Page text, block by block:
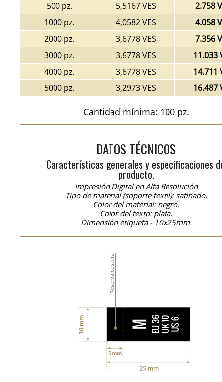
500 pz.
5,5167 VES
2.758
1000 pz.
4,0582 VES
4.058
2000 pz.
3,6778 VES
7.356
3000 pz.
3,6778 VES
11.033
4000 pz.
3,6778 VES
14.711
5000 pz.
3,2973 VES 16.487
Cantidad mínima: 100 pz.
DATOS TÉCNICOS
Características generales y especificaciones
producto.
Impresión Digital en Alta Resolución
Tipo de material (soporte textil): satinado.
Color del material: negro.
Color del texto: plata.
Dimensión etiqueta - 10x25mm.
Reserva costura